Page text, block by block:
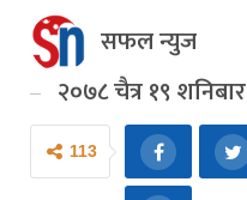
सफल न्युज
२०७८ चैत्र १९ शनिबार
113